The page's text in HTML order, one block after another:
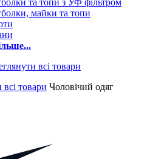
та топи з УФ фільтром
майки та топи
товари Чоловічий одяг